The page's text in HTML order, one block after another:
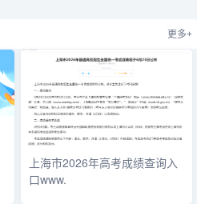
更多+
上海市2026年高考成绩查询入
口www.